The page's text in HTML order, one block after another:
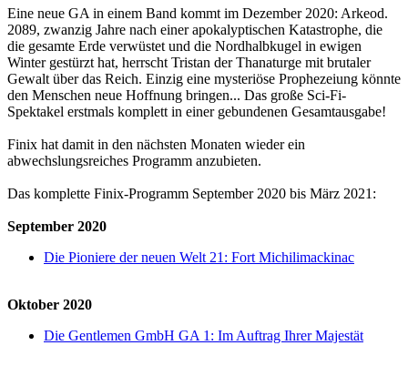
Eine neue GA in einem Band kommt im Dezember 2020: Arkeod.
2089, zwanzig Jahre nach einer apokalyptischen Katastrophe, die
die gesamte Erde verwüstet und die Nordhalbkugel in ewigen
Winter gestürzt hat, herrscht Tristan der Thanaturge mit brutaler
Gewalt über das Reich. Einzig eine mysteriöse Prophezeiung könnte
den Menschen neue Hoffnung bringen... Das große Sci-Fi-
Spektakel erstmals komplett in einer gebundenen Gesamtausgabe!
Finix hat damit in den nächsten Monaten wieder ein
abwechslungsreiches Programm anzubieten.
Das komplette Finix-Programm September 2020 bis März 2021:
September 2020
Die Pioniere der neuen Welt 21: Fort Michilimackinac
Oktober 2020
Die Gentlemen GmbH GA 1: Im Auftrag Ihrer Majestät